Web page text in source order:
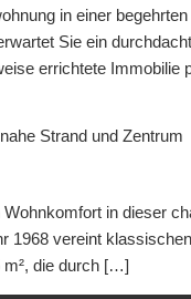
in einer
Sie ein
errichtete
Strand und Zentrum
in dieser
1968 vereint
m², die durch […]